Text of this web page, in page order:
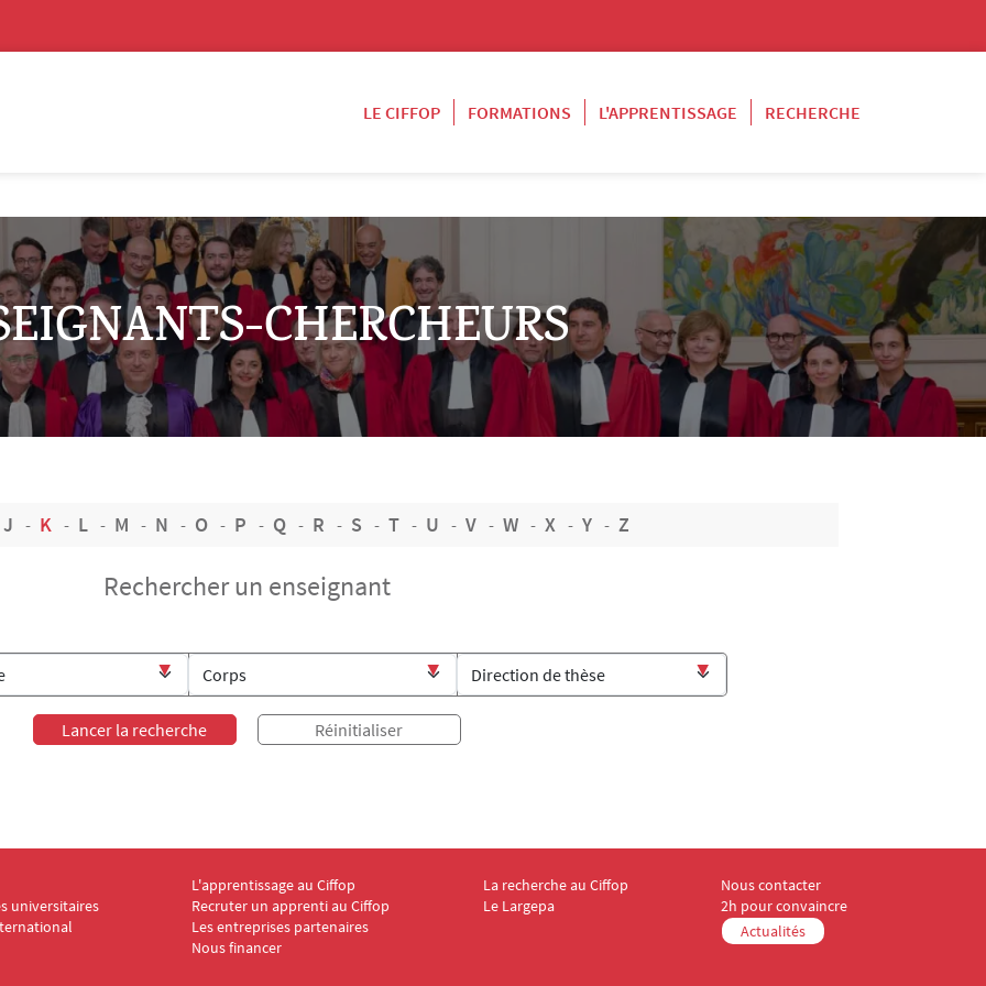
LE CIFFOP
FORMATIONS L'APPRENTISSAGE RECHERCHE
CHERCHEURS
J K L M N O P Q R S T U V W X Y Z
Rechercher un enseignant
CIFFOP 2
universitaires
Menu Footer CIFFOP 3
L'apprentissage au Ciffop
Recruter un apprenti au Ciffop
Les entreprises partenaires
Nous financer
Menu Footer CIFFOP 4
La recherche au Ciffop
Le Largepa
Menu Footer CIFFOP 5
Nous contacter
2h pour convaincre
Actualités